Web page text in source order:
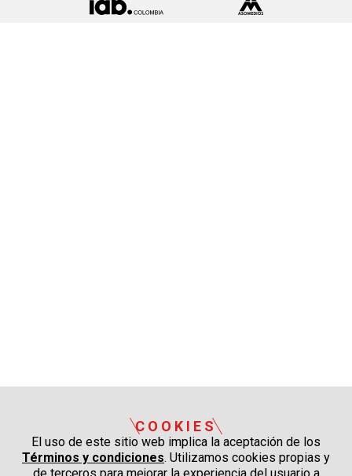
COOKIES
El uso de este sitio web implica la aceptación de los
Términos y condiciones. Utilizamos cookies propias y